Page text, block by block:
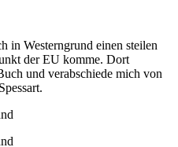
in Westerngrund einen steilen
der EU komme. Dort
und verabschiede mich von